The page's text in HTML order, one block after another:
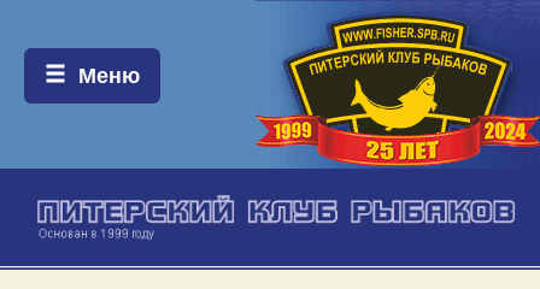
Меню:
Меню